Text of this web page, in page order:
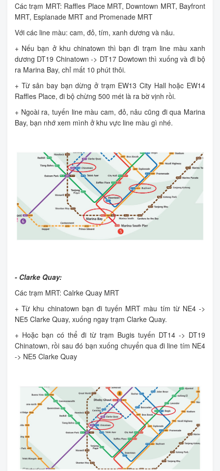
Các trạm MRT: Raffles Place MRT, Downtown MRT, Bayfront
MRT, Esplanade MRT and Promenade MRT
Với các line màu: cam, đỏ, tím, xanh dương và nâu.
+ Nếu bạn ở khu chinatown thì bạn đi trạm line màu xanh
dương DT19 Chinatown -> DT17 Dowtown thì xuống và đi bộ
ra Marina Bay, chỉ mất 10 phút thôi.
+ Từ sân bay bạn dừng ở trạm EW13 City Hall hoặc EW14
Raffles Place, đi bộ chừng 500 mét là ra bờ vịnh rồi.
+ Ngoài ra, tuyến line màu cam, đỏ, nâu cũng đi qua Marina
Bay, bạn nhớ xem mình ở khu vực line màu gì nhé.
- Clarke Quay:
Các trạm MRT: Calrke Quay MRT
+ Từ khu chinatown bạn đi tuyến MRT màu tím từ NE4 ->
NE5 Clarke Quay, xuống ngay trạm Clarke Quay.
+ Hoặc bạn có thể đi từ trạm Bugis tuyến DT14 -> DT19
Chinatown, rồi sau đó bạn xuống chuyển qua đi line tím NE4
-> NE5 Clarke Quay